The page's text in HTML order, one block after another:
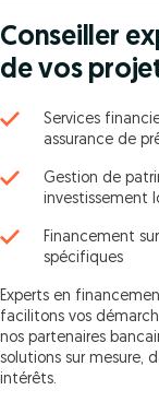
Conseiller
de vos
Services
assurance de
Gestion de
investissement
Financement
spécifiques
Experts en
facilitons vos
nos partenaires
solutions sur mesure,
intérêts.